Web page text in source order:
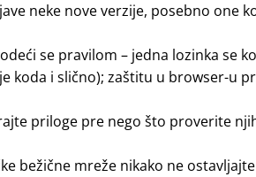
neke nove verzije, posebno one
se pravilom – jedna lozinka se
koda i slično); zaštitu u browser-u
priloge pre nego što proverite
bežične mreže nikako ne